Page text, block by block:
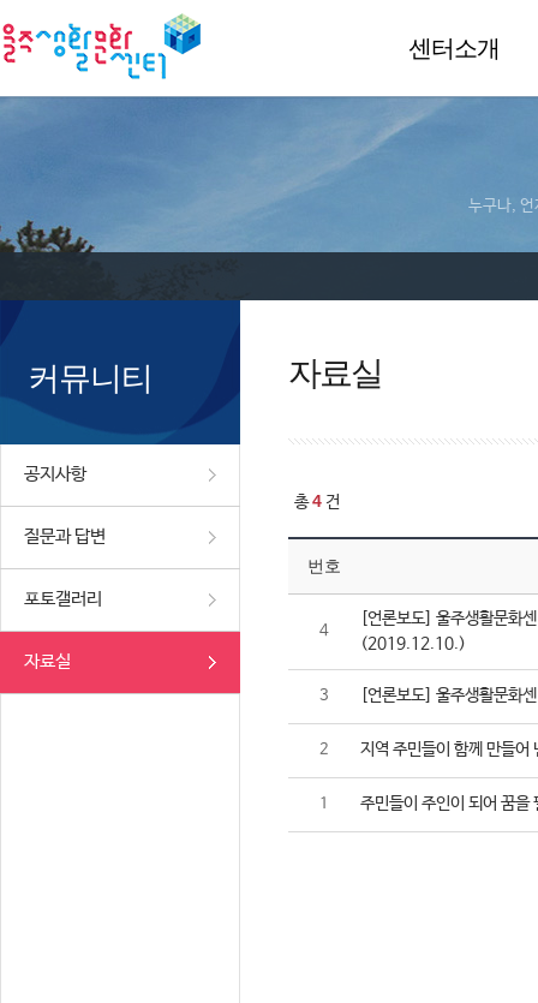
센터소개
누구나, 언
커뮤니티
공지사항
질문과 답변
포토갤러리
자료실
자료실
총4 건
번호
4
[언론보도] 울주생활문화
(2019.12.10.)
3 [언론보도] 울주생활문화
2 지역 주민들이 함께 만들
1 주민들이 주인이 되어 꿈